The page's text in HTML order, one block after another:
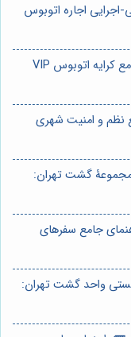
اجرایی اجاره اتوبوس
⭐️ اتوبوس دربستی تهران: راهنمای جامع کرایه اتوبوس VIP
نظم و امنیت شهری
مجموعۀ گشت تهران:
جامع سفرهای
واحد گشت تهران: